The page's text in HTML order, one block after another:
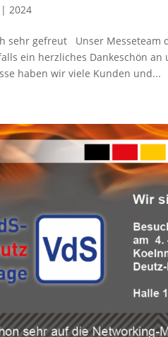
|2024
sehr gefreut Unser Messeteam
ein herzliches Dankeschön
haben wir viele Kunden und...